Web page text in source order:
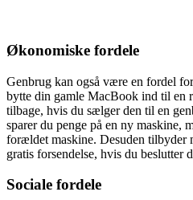
Økonomiske fordele
Genbrug kan også være en fordel
bytte din gamle MacBook ind til en
tilbage, hvis du sælger den til en
sparer du penge på en ny maskine,
forældet maskine. Desuden tilbyder
gratis forsendelse, hvis du beslutter
Sociale fordele